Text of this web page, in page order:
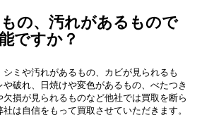
の、汚れがあるもので
ですか？
ミや汚れがあるもの、カビが見られるも
破れ、日焼けや変色があるもの、べたつき
損が見られるものなど他社では買取を断ら
は自信をもって買取させていただきます。